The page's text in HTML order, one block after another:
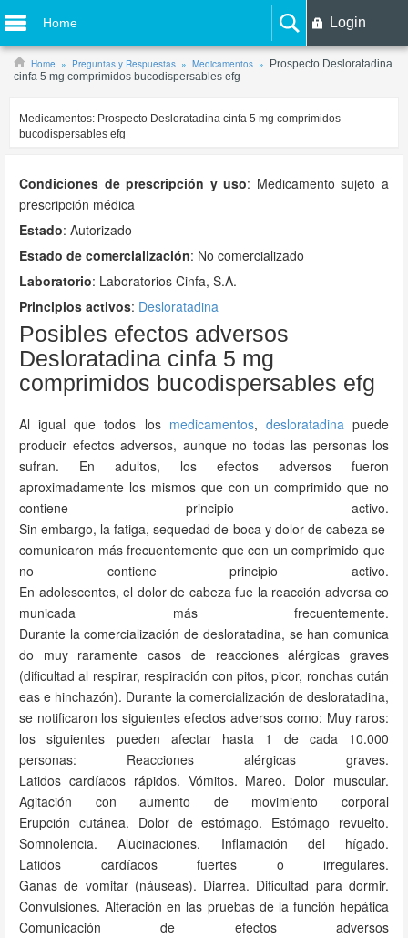
Home Login
Home Preguntas y Respuestas Medicamentos
Prospecto Desloratadina
cinfa 5 mg comprimidos bucodispersables efg
Medicamentos: Prospecto Desloratadina cinfa 5 mg comprimidos
bucodispersables efg
Condiciones de prescripción y uso: Medicamento sujeto a
prescripción médica
Estado: Autorizado
Estado de comercialización: No comercializado
Laboratorio: Laboratorios Cinfa, S.A.
Principios activos: Desloratadina
Posibles efectos adversos
Desloratadina cinfa 5 mg
comprimidos bucodispersables efg
Al igual que todos los medicamentos, desloratadinapuede
producir efectos adversos, aunque no todas las personas los
sufran. En adultos, los efectos adversos fueron
aproximadamente los mismos que con un comprimido que no
contiene principio activo.
Sin embargo, la fatiga, sequedad de boca y dolor de cabeza se
comunicaron más frecuentemente que con un comprimido que
no contiene principio activo.
En adolescentes, el dolor de cabeza fue la reacción adversa co
municada más frecuentemente.
Durante la comercialización de desloratadina, se han comunica
do muy raramente casos de reacciones alérgicas graves
(dificultad al respirar, respiración con pitos, picor, ronchas cután
eas e hinchazón). Durante la comercialización de desloratadina,
se notificaron los siguientes efectos adversos como: Muy raros:
los siguientes pueden afectar hasta 1 de cada 10.000
personas: Reacciones alérgicas graves.
Latidos cardíacos rápidos. Vómitos. Mareo. Dolor muscular.
Agitación con aumento de movimiento corporal
Erupción cutánea. Dolor de estómago. Estómago revuelto.
Somnolencia. Alucinaciones. Inflamación del hígado.
Latidos cardíacos fuertes o irregulares.
Ganas de vomitar (náuseas). Diarrea. Dificultad para dormir.
Convulsiones. Alteración en las pruebas de la función hepática
Comunicación de efectos adversos